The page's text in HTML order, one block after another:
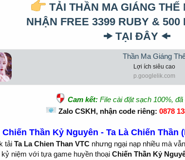
TẢI THẦN MA GIÁNG THẾ
NHẬN FREE 3399 RUBY & 500
🠞 TẠI ĐÂY 🠜
Thần Ma Giáng
Lợi ích siêu cao
p.googlelik.com
Cam kết:File cài đặt sạch 100%, đã
Zalo CSKH, nhận code riêng: 0878
Thần Kỷ Nguyên - Ta Là Chiến Thần
tải Ta La Chien Than VTC nhưng ngại nạp nhiều mà
niệm với tựa game huyền thoại Chiến Thần Kỷ